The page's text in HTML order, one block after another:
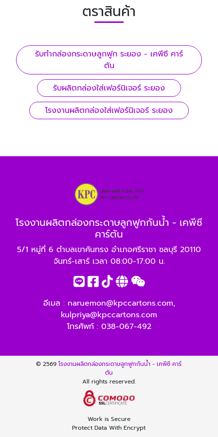
ตราสินค้า
รับทํากล่องกระดาษลูกฟูก ระยอง - เคพีซี คาร์
ตัน
รับผลิตกล่องใส่เฟอร์นิเจอร์ ระยอง
โรงงานผลิตกล่องใส่เฟอร์นิเจอร์ ระยอง
โรงงานผลิตกล่องกระดาษลูกฟูกกันน้ำ - เคพีซี
คาร์ตัน
5/1 หมู่ที่ 6 ตำบลเขาคันทรง อำเภอศรีราชา ชลบุรี 20110
จันทร์-เสาร์ เวลา 08:00-17:00 น.
อีเมล : naruemon@kpccartons.com,
kulpriya@kpccartons.com
โทรศัพท์ : 038-067-492
© 2569โรงงานผลิตกล่องกระดาษลูกฟูกกันน้ำ - เคพีซี คาร์
ตัน
All rights reserved.
Work is Secure
Protect Data With Encrypt